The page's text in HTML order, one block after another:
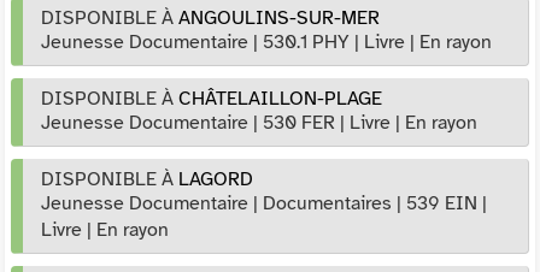
DISPONIBLE À ANGOULINS-SUR-MER
Jeunesse Documentaire | 530.1 PHY | Livre | En rayon
DISPONIBLE À CHÂTELAILLON-PLAGE
Jeunesse Documentaire | 530 FER | Livre | En rayon
DISPONIBLE À LAGORD
Jeunesse Documentaire | Documentaires | 539 EIN |
Livre | En rayon